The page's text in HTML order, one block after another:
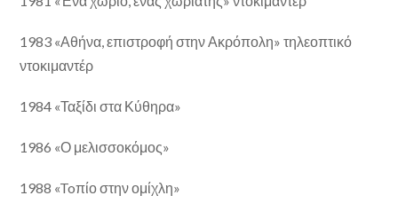
1983 «Αθήνα, επιστροφή στην Ακρόπολη» τηλεοπτικό
ντοκιμαντέρ
1984 «Ταξίδι στα Κύθηρα»
1986 «Ο μελισσοκόμος»
1988 «Toπίο στην ομίχλη»